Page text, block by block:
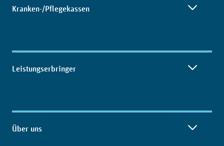
Kranken-/Pflegekassen
Leistungserbringer
Über uns